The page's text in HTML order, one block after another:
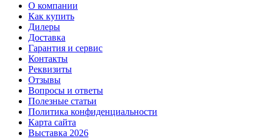
О компании
Как купить
Дилеры
Доставка
Гарантия и сервис
Контакты
Реквизиты
Отзывы
Вопросы и ответы
Полезные статьи
Политика конфиденциальности
Карта сайта
Выставка 2026